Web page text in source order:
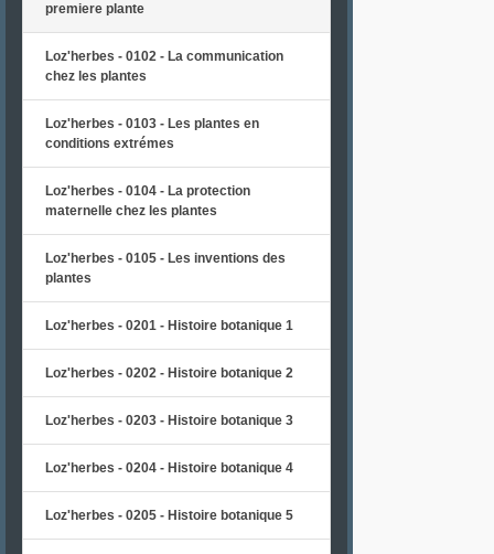
premiere plante
Loz'herbes - 0102 - La communication
chez les plantes
Loz'herbes - 0103 - Les plantes en
conditions extrémes
Loz'herbes - 0104 - La protection
maternelle chez les plantes
Loz'herbes - 0105 - Les inventions des
plantes
Loz'herbes - 0201 - Histoire botanique 1
Loz'herbes - 0202 - Histoire botanique 2
Loz'herbes - 0203 - Histoire botanique 3
Loz'herbes - 0204 - Histoire botanique 4
Loz'herbes - 0205 - Histoire botanique 5